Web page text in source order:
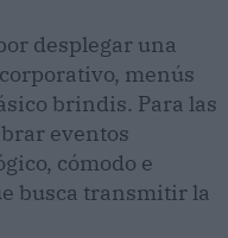
desplegar una
corporativo, menús
brindis. Para las
eventos
cómodo e
busca transmitir la